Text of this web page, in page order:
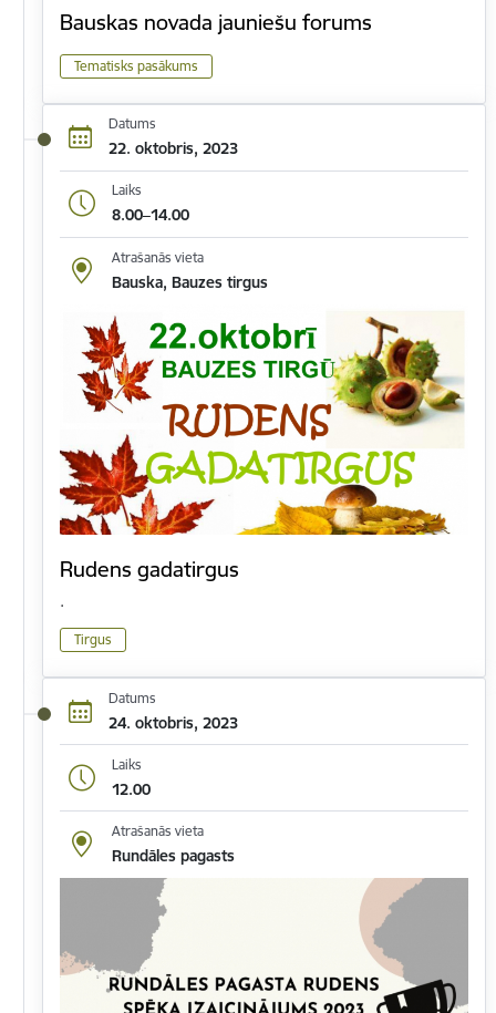
Bauskas novada jauniešu forums
Tematisks pasākums
Datums
22. oktobris, 2023
Laiks
8.00–14.00
Atrašanās vieta
Bauska, Bauzes tirgus
Rudens gadatirgus
.
Tirgus
Datums
24. oktobris, 2023
Laiks
12.00
Atrašanās vieta
Rundāles pagasts